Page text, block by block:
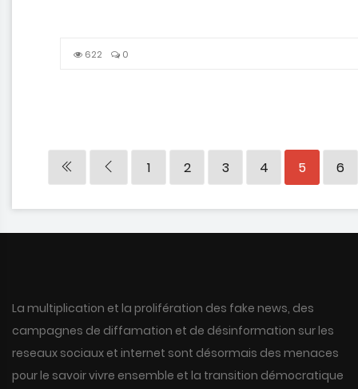
622 0
1 2 3 4 5 6
La multiplication et la prolifération des fake news, des
campagnes de diffamation et de désinformation sur les
reseaux sociaux et internet sont désormais des menaces
pour le savoir vivre ensemble et la transition démocratique